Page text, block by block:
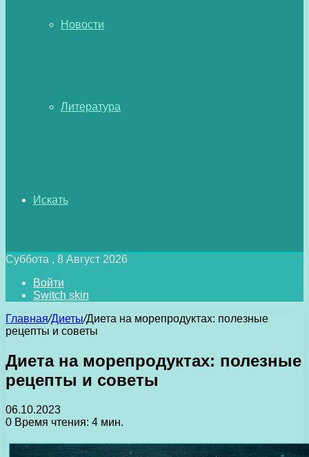
Новости
Литература
Искать
Суббота , 8 Август 2026
Войти
Switch skin
Главная/Диеты/Диета на морепродуктах: полезные
рецепты и советы
Диета на морепродуктах: полезные
рецепты и советы
06.10.2023
0 Время чтения: 4 мин.